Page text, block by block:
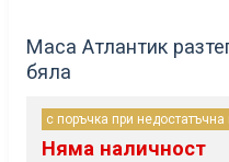
Маса Атлантик
бяла
с поръчка при
Няма наличност